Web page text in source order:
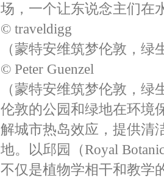
场，一个让东说念主们在
© traveldigg
（蒙特安维筑梦伦敦，绿
© Peter Guenzel
（蒙特安维筑梦伦敦，绿
伦敦的公园和绿地在环境
解城市热岛效应，提供清
地。以邱园（Royal
不仅是植物学相干和教学